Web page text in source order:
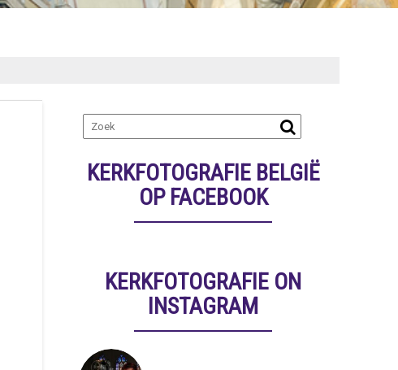
KERKFOTOGRAFIE BELGIË
OP FACEBOOK
KERKFOTOGRAFIE ON
INSTAGRAM